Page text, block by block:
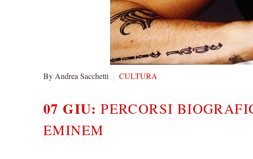
By Andrea Sacchetti CULTURA
07 GIU:PERCORSI
EMINEM